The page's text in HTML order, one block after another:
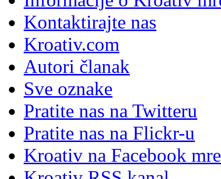
Kontaktirajte nas
Kroativ.com
Autori članak
Sve oznake
Pratite nas na Twitteru
Pratite nas na Flickr-u
Kroativ na Facebook